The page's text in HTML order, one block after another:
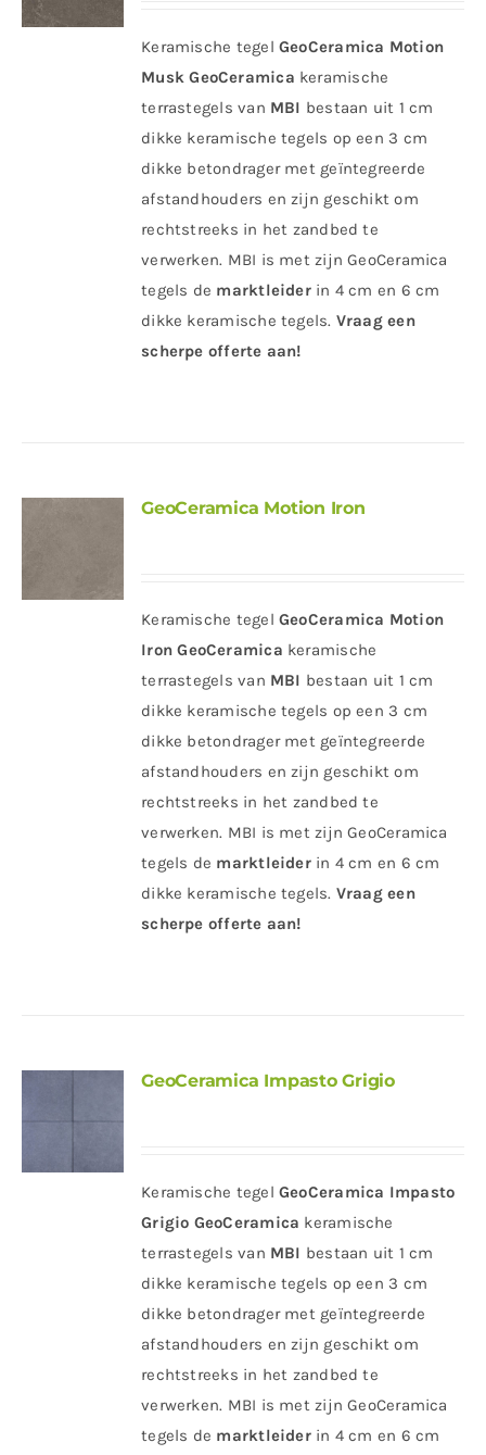
Keramische tegel GeoCeramica Motion
Musk GeoCeramica keramische
terrastegels van MBI bestaan uit 1 cm
dikke keramische tegels op een 3 cm
dikke betondrager met geïntegreerde
afstandhouders en zijn geschikt om
rechtstreeks in het zandbed te
verwerken. MBI is met zijn GeoCeramica
tegels de marktleiderin 4 cm en 6 cm
dikke keramische tegels. Vraag een
scherpe offerte aan!
GeoCeramica Motion Iron
Keramische tegel GeoCeramica Motion
Iron GeoCeramica keramische
terrastegels van MBI bestaan uit 1 cm
dikke keramische tegels op een 3 cm
dikke betondrager met geïntegreerde
afstandhouders en zijn geschikt om
rechtstreeks in het zandbed te
verwerken. MBI is met zijn GeoCeramica
tegels de marktleiderin 4 cm en 6 cm
dikke keramische tegels. Vraag een
scherpe offerte aan!
GeoCeramica Impasto Grigio
Keramische tegel GeoCeramica Impasto
Grigio GeoCeramica keramische
terrastegels van MBI bestaan uit 1 cm
dikke keramische tegels op een 3 cm
dikke betondrager met geïntegreerde
afstandhouders en zijn geschikt om
rechtstreeks in het zandbed te
verwerken. MBI is met zijn GeoCeramica
tegels de marktleiderin 4 cm en 6 cm